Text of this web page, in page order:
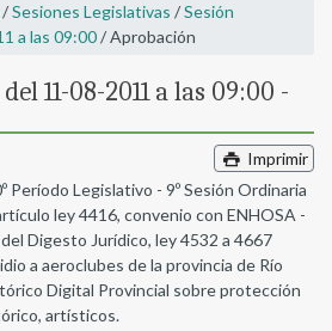
/Sesiones Legislativas /Sesión
a las 09:00/ Aprobación
11-08-2011 a las 09:00 -
Imprimir
Período Legislativo - 9º Sesión Ordinaria
ley 4416, convenio con ENHOSA -
Digesto Jurídico, ley 4532 a 4667
a aeroclubes de la provincia de Río
Digital Provincial sobre protección
artísticos.